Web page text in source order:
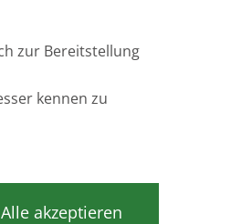
zur Bereitstellung
kennen zu
Alle akzeptieren